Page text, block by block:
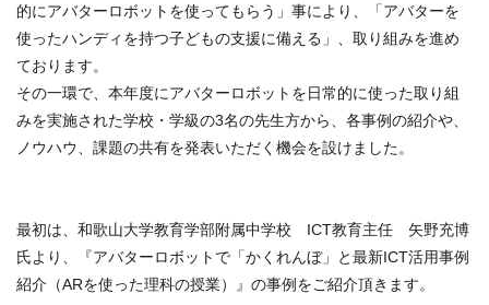
的にアバターロボットを使ってもらう」事により、「アバターを
使ったハンディを持つ子どもの支援に備える」、取り組みを進め
ております。
その一環で、本年度にアバターロボットを日常的に使った取り組
みを実施された学校・学級の3名の先生方から、各事例の紹介や、
ノウハウ、課題の共有を発表いただく機会を設けました。
最初は、和歌山大学教育学部附属中学校 ICT教育主任 矢野充博
氏より、『アバターロボットで「かくれんぼ」と最新ICT活用事例
紹介（ARを使った理科の授業）』の事例をご紹介頂きます。